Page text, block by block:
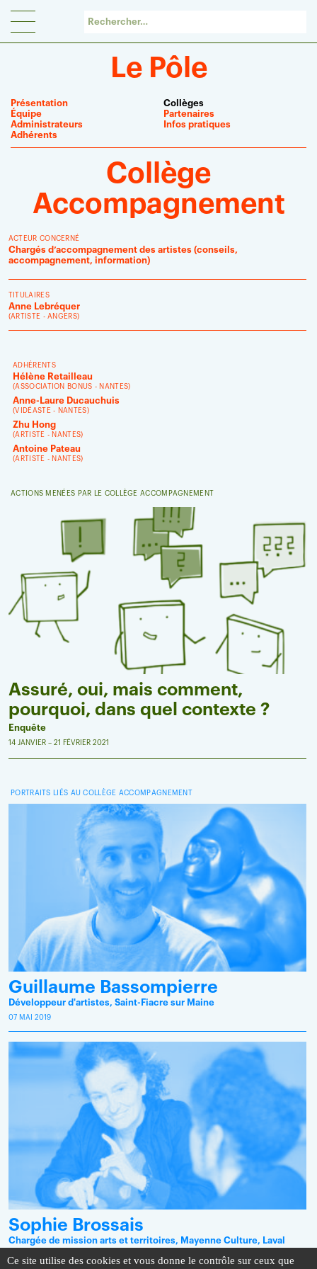
Le Pôle
Présentation
Équipe
Administrateurs
Adhérents
Collèges
Partenaires
Infos pratiques
Collège
Accompagnement
ACTEUR CONCERNÉ
Chargés d’accompagnement des artistes (conseils,
accompagnement, information)
TITULAIRES
Anne Lebréquer
(ARTISTE -ANGERS)
ADHÉRENTS
Hélène Retailleau
(ASSOCIATION BONUS - NANTES)
Anne-Laure Ducauchuis
(VIDÉASTE - NANTES)
Zhu Hong
(ARTISTE - NANTES)
Antoine Pateau
(ARTISTE - NANTES)
ACTIONS MENÉES PAR LE COLLÈGE ACCOMPAGNEMENT
Assuré, oui, mais comment,
pourquoi, dans quel contexte ?
Enquête
14 JANVIER – 21 FÉVRIER 2021
PORTRAITS LIÉS AU COLLÈGE ACCOMPAGNEMENT
Guillaume Bassompierre
Développeur d'artistes, Saint-Fiacre sur Maine
07 MAI 2019
Sophie Brossais
Chargée de mission arts et territoires, Mayenne Culture, Laval
Ce site utilise des cookies et vous donne le contrôle sur ceux que